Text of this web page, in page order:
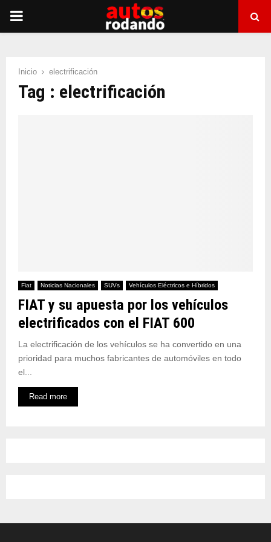
PRIMARY
Inicio electrificación
Tag : electrificación
Fiat Noticias Nacionales SUVs Vehículos Eléctricos e Híbridos
FIAT y su apuesta por los vehículos
electrificados con el FIAT 600
La electrificación de los vehículos se ha convertido en una
prioridad para muchos fabricantes de automóviles en todo
el...
Read more